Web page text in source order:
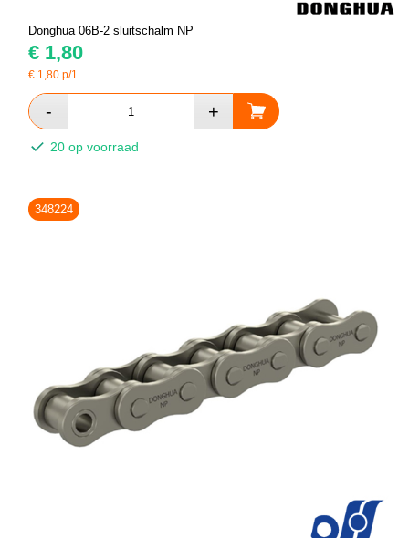
Donghua 06B-2 sluitschalm NP
€ 1,80
€ 1,80 p/1
20 op voorraad
348224